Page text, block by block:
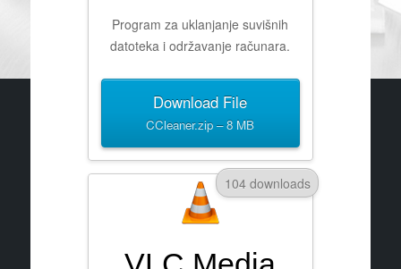
Program za uklanjanje suvišnih
datoteka i održavanje računara.
Download File
CCleaner.zip – 8 MB
104 downloads